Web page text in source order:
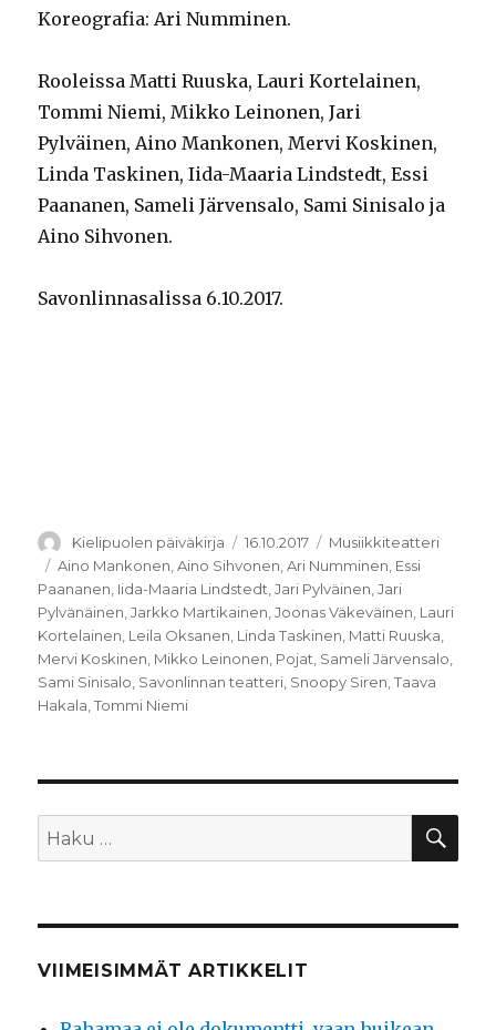
Koreografia: Ari Numminen.
Rooleissa Matti Ruuska, Lauri Kortelainen,
Tommi Niemi, Mikko Leinonen, Jari
Pylväinen, Aino Mankonen, Mervi Koskinen,
Linda Taskinen, Iida-Maaria Lindstedt, Essi
Paananen, Sameli Järvensalo, Sami Sinisalo ja
Aino Sihvonen.
Savonlinnasalissa 6.10.2017.
Kirjoittaja
Kielipuolen päiväkirja Julkaistu
16.10.2017 Kategoriat
Musiikkiteatteri
Avainsanat
Aino Mankonen ,Aino Sihvonen ,Ari Numminen Essi
Paananen Iida-Maaria Lindstedt ,Jari Pylväinen ,Jari
Pylvänäinen ,Jarkko Martikainen ,Joonas Väkeväinen Lauri
Kortelainen Leila Oksanen Linda Taskinen Matti Ruuska
Mervi Koskinen Mikko Leinonen Pojat Sameli Järvensalo
Sami Sinisalo Savonlinnan teatteri Snoopy Siren ,Taava
Hakala ,Tommi Niemi
Etsi:
VIIMEISIMMÄT ARTIKKELIT